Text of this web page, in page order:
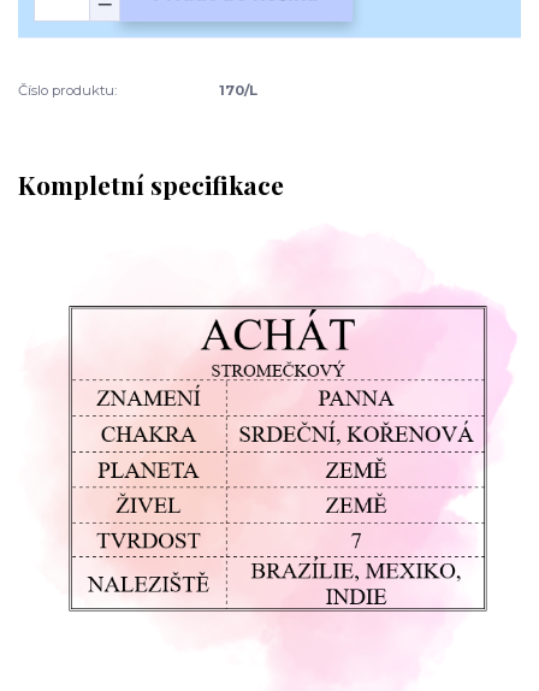
Číslo produktu: 170/L
Kompletní specifikace